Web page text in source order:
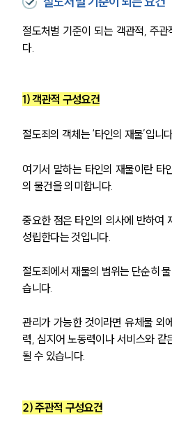
절도처벌 기준이 되는 객관적, 주
다.
1) 객관적 구성요건
절도죄의 객체는 ‘타인의 재물’입니
여기서 말하는 타인의 재물이란 타
의 물건을 의미합니다.
중요한 점은 타인의 의사에 반하여
성립한다는 것입니다.
절도죄에서 재물의 범위는 단순히
습니다.
관리가 가능한 것이라면 유체물 외
력, 심지어 노동력이나 서비스와 같
될 수 있습니다.
2) 주관적 구성요건